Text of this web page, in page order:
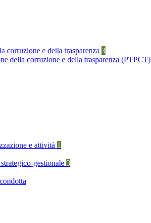
corruzione e della trasparenza 3
della corruzione e della trasparenza (PTPCT)
e attività 1
gestionale 3